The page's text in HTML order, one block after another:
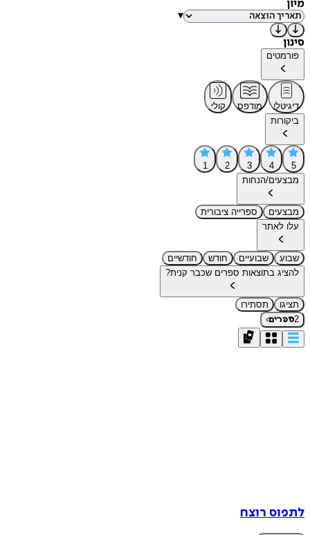
מיון
▾
סינון
פורמטים
דיגיטלי מודפס
קולי
ביקורות
5
4
3
2
1
מבצעים/הנחות
מבצעים
ספרייה ציבורית
עלו לאתר
שבוע שבועיים חודש
חודשיים
להציג בתוצאות ספרים שכבר קנית?
תציגו
תסתירו
2ספרים›
לתפוס רוצח